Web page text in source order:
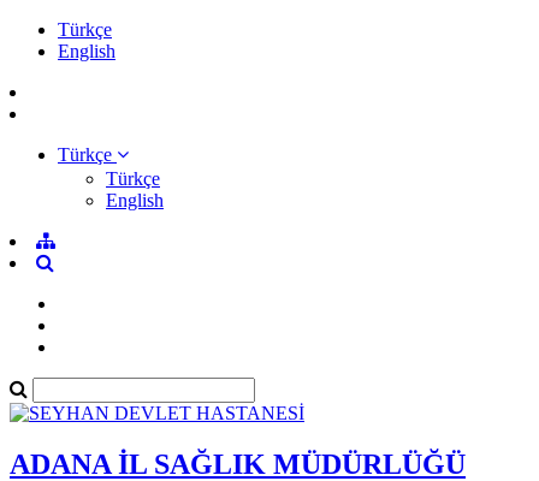
Türkçe
English
Türkçe
Türkçe
English
ADANA İL SAĞLIK MÜDÜRLÜĞÜ